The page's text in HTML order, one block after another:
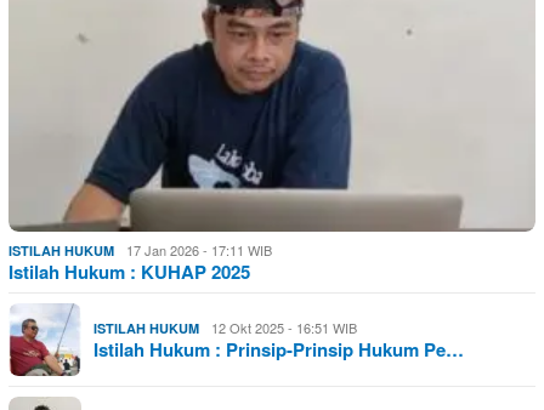
ISTILAH HUKUM 17 Jan 2026 - 17:11 WIB
Istilah Hukum : KUHAP 2025
ISTILAH HUKUM 12 Okt 2025 - 16:51 WIB
Istilah Hukum : Prinsip-Prinsip Hukum Pe…